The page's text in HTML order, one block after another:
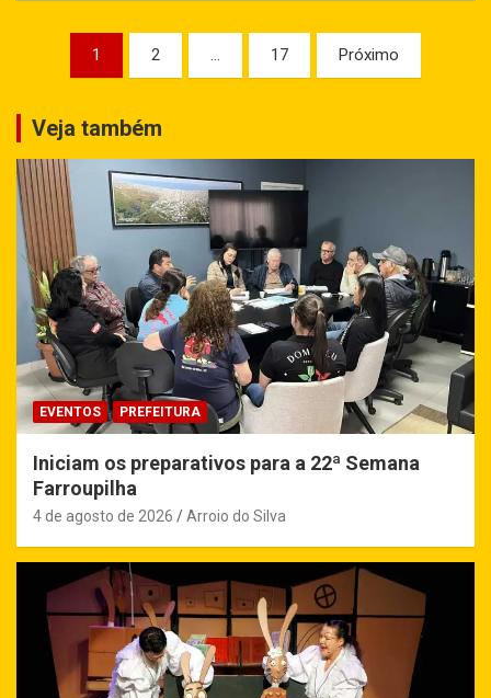
Paginação
posts
1 2 … 17 Próximo
Veja também
EVENTOS PREFEITURA
Iniciam os preparativos para a 22ª Semana
Farroupilha
4 de agosto de 2026 Arroio do Silva